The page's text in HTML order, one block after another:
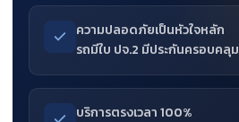
ความปลอดภัยเป็นหัวใจหลัก
รถมีใบ ปจ.2 มีประกันครอบคลุม
บริการตรงเวลา 100%